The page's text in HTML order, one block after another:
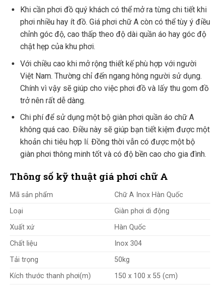
Khi cần phơi đồ quý khách có thể mở ra từng chi tiết khi
phơi nhiều hay ít đồ. Giá phơi chữ A còn có thể tùy ý điều
chỉnh góc độ, cao thấp theo độ dài quần áo hay góc độ
chật hẹp của khu phơi.
Với chiều cao khi mở rộng thiết kế phù hợp với người
Việt Nam. Thường chỉ đến ngang hông người sử dụng.
Chính vì vậy sẽ giúp cho việc phơi đồ và lấy thu gom đồ
trở nên rất dễ dàng.
Chi phí để sử dụng một bộ giàn phơi quần áo chữ A
không quá cao. Điều này sẽ giúp bạn tiết kiệm được một
khoản chi tiêu hợp lí. Đồng thời vẫn có được một bộ
giàn phơi thông minh tốt và có độ bền cao cho gia đình.
Thông số kỹ thuật giá phơi chữ A
Mã sản phẩm
Chữ A Inox Hàn Quốc
Loại
Giàn phơi di động
Xuất xứ
Hàn Quốc
Chất liệu
Inox 304
Tải trọng
50kg
Kích thước thanh phơi(m)
150 x 100 x 55 (cm)